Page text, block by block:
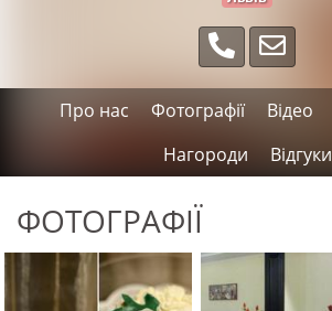
Про нас Фотографії Відео
Нагороди
Відгуки
ФОТОГРАФІЇ